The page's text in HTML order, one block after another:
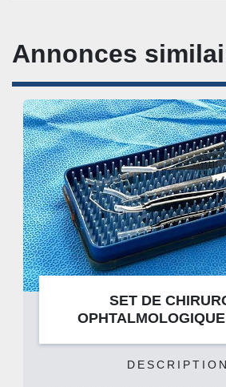
Annonces
SET DE
DESCRIPTION